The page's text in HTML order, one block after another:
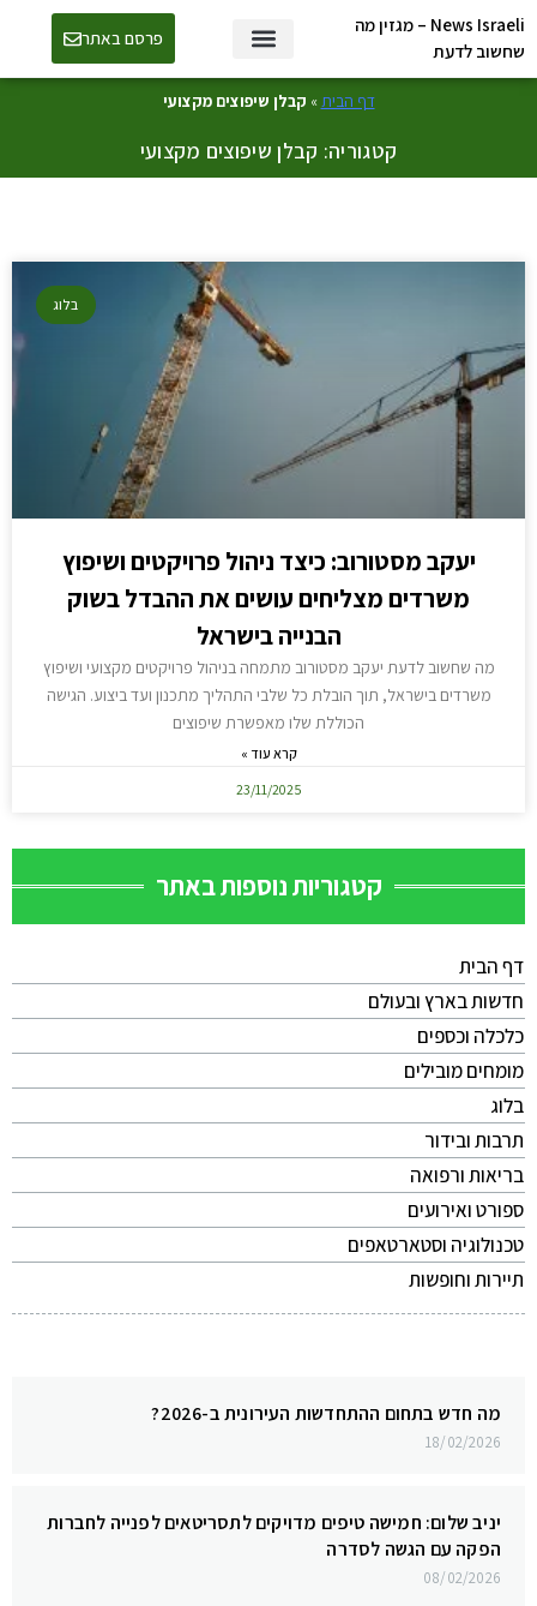
News Israeli – מגזין מה
שחשוב לדעת
פרסם באתר
דף הבית» קבלן שיפוצים מקצועי
קטגוריה: קבלן שיפוצים מקצועי
בלוג
יעקב מסטורוב: כיצד ניהול פרויקטים ושיפוץ
משרדים מצליחים עושים את ההבדל בשוק
הבנייה בישראל
מה שחשוב לדעת יעקב מסטורוב מתמחה בניהול פרויקטים מקצועי ושיפוץ
משרדים בישראל, תוך הובלת כל שלבי התהליך מתכנון ועד ביצוע. הגישה
הכוללת שלו מאפשרת שיפוצים
קרא עוד »
23/11/2025
קטגוריות נוספות באתר
דף הבית
חדשות בארץ ובעולם
כלכלה וכספים
מומחים מובילים
בלוג
תרבות ובידור
בריאות ורפואה
ספורט ואירועים
טכנולוגיה וסטארטאפים
תיירות וחופשות
מה חדש בתחום ההתחדשות העירונית ב-2026?
18/02/2026
יניב שלום: חמישה טיפים מדויקים לתסריטאים לפנייה לחברות
הפקה עם הגשה לסדרה
08/02/2026